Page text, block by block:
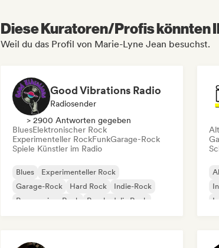
Diese Kuratoren/Profis könnten
Weil du das Profil von Marie-Lyne Jean besuchst.
Good Vibrations Radio
Radiosender
> 2900 Antworten gegeben
BluesElektronischer Rock
Experimenteller RockFunkGarage-Rock
Spiele Künstler im Radio
Blues
Experimenteller Rock
Garage-Rock
Hard Rock
Indie-Rock
Progressiver Rock
Psychedelic Rock